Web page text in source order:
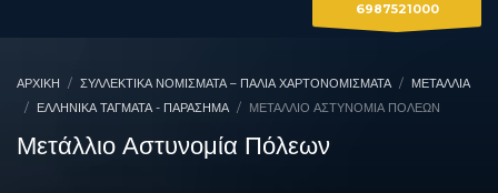
6987521000
ΑΡΧΙΚΉ ΣΥΛΛΕΚΤΙΚΆ ΝΟΜΊΣΜΑΤΑ – ΠΑΛΙΆ ΧΑΡΤΟΝΟΜΊΣΜΑΤΑ
ΜΕΤΑΛΛΙΑ
ΕΛΛΗΝΙΚΆ ΤΆΓΜΑΤΑ - ΠΑΡΆΣΗΜΑ
ΜΕΤΆΛΛΙΟ ΑΣΤΥΝΟΜΊΑ ΠΌΛΕΩΝ
Μετάλλιο Αστυνομία Πόλεων